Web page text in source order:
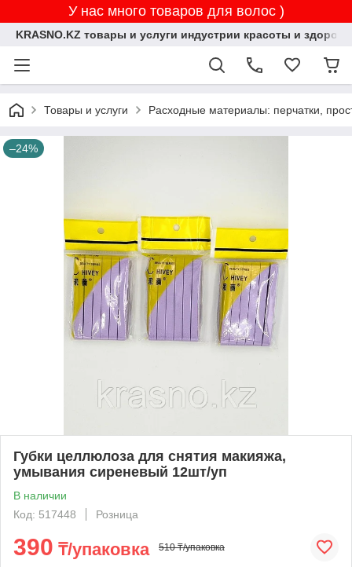
У нас много товаров для волос )
KRASNO.KZ товары и услуги индустрии красоты и
Товары и услуги Расходные материалы: перчатки,
–24%
Губки целлюлоза для снятия макияжа,
умывания сиреневый 12шт/уп
В наличии
Код: 517448
Розница
390 ₸/упаковка 510 ₸/упаковка